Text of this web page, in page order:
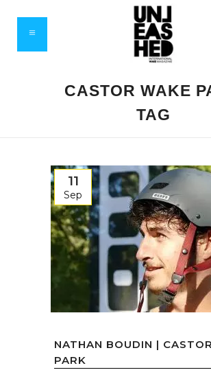
CASTOR WAKE
TAG
11
Sep
NATHAN BOUDIN |
PARK